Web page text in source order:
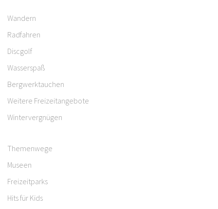
Wandern
Radfahren
Discgolf
Wasserspaß
Bergwerktauchen
Weitere Freizeitangebote
Wintervergnügen
Themenwege
Museen
Freizeitparks
Hits für Kids